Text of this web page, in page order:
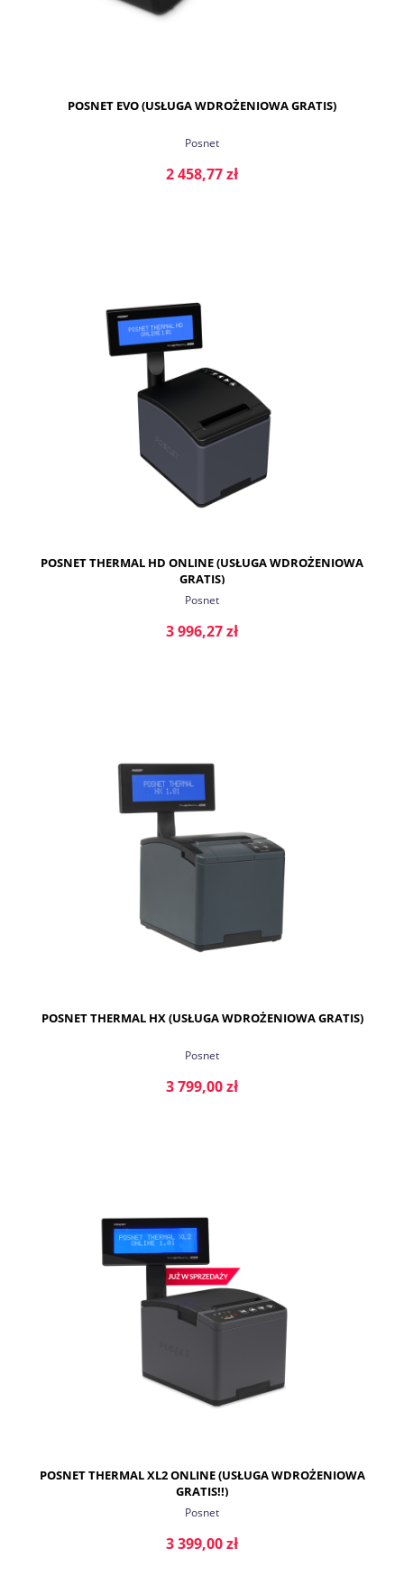
POSNET EVO (USŁUGA WDROŻENIOWA GRATIS)
Posnet
2 458,77 zł
POSNET THERMAL HD ONLINE (USŁUGA WDROŻENIOWA
GRATIS)
Posnet
3 996,27 zł
POSNET THERMAL HX (USŁUGA WDROŻENIOWA GRATIS)
Posnet
3 799,00 zł
POSNET THERMAL XL2 ONLINE (USŁUGA WDROŻENIOWA
GRATIS!!)
Posnet
3 399,00 zł